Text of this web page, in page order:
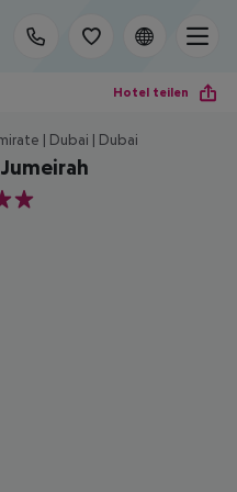
Hotel teilen
| Dubai | Dubai